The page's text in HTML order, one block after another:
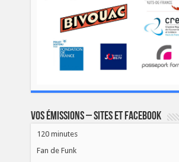
Vos émissions – Sites et Facebook
120 minutes
Fan de Funk